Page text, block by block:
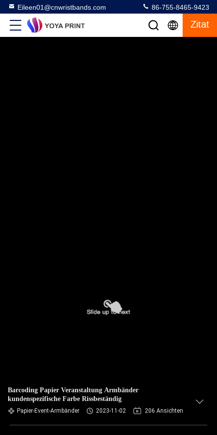
Eileen01@cnwristbands.com 86-755-8465-9423
Zitat
Barcoding Papier Veranstaltung Armbänder
kundenspezifische Farbe Rissbeständig
Papier-Event-Armbänder 2023-11-02 206 Ansichten